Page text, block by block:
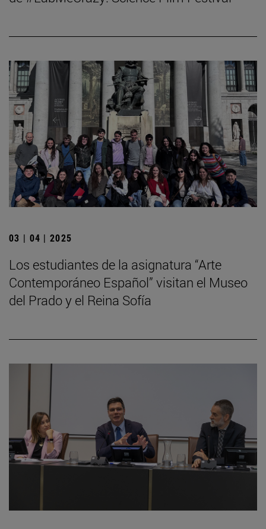
03 | 04 | 2025
Los estudiantes de la asignatura “Arte
Contemporáneo Español” visitan el Museo
del Prado y el Reina Sofía